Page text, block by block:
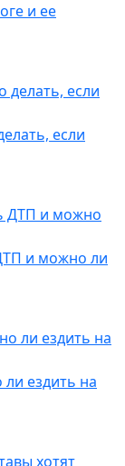
и ее
если
и можно ли
ездить на